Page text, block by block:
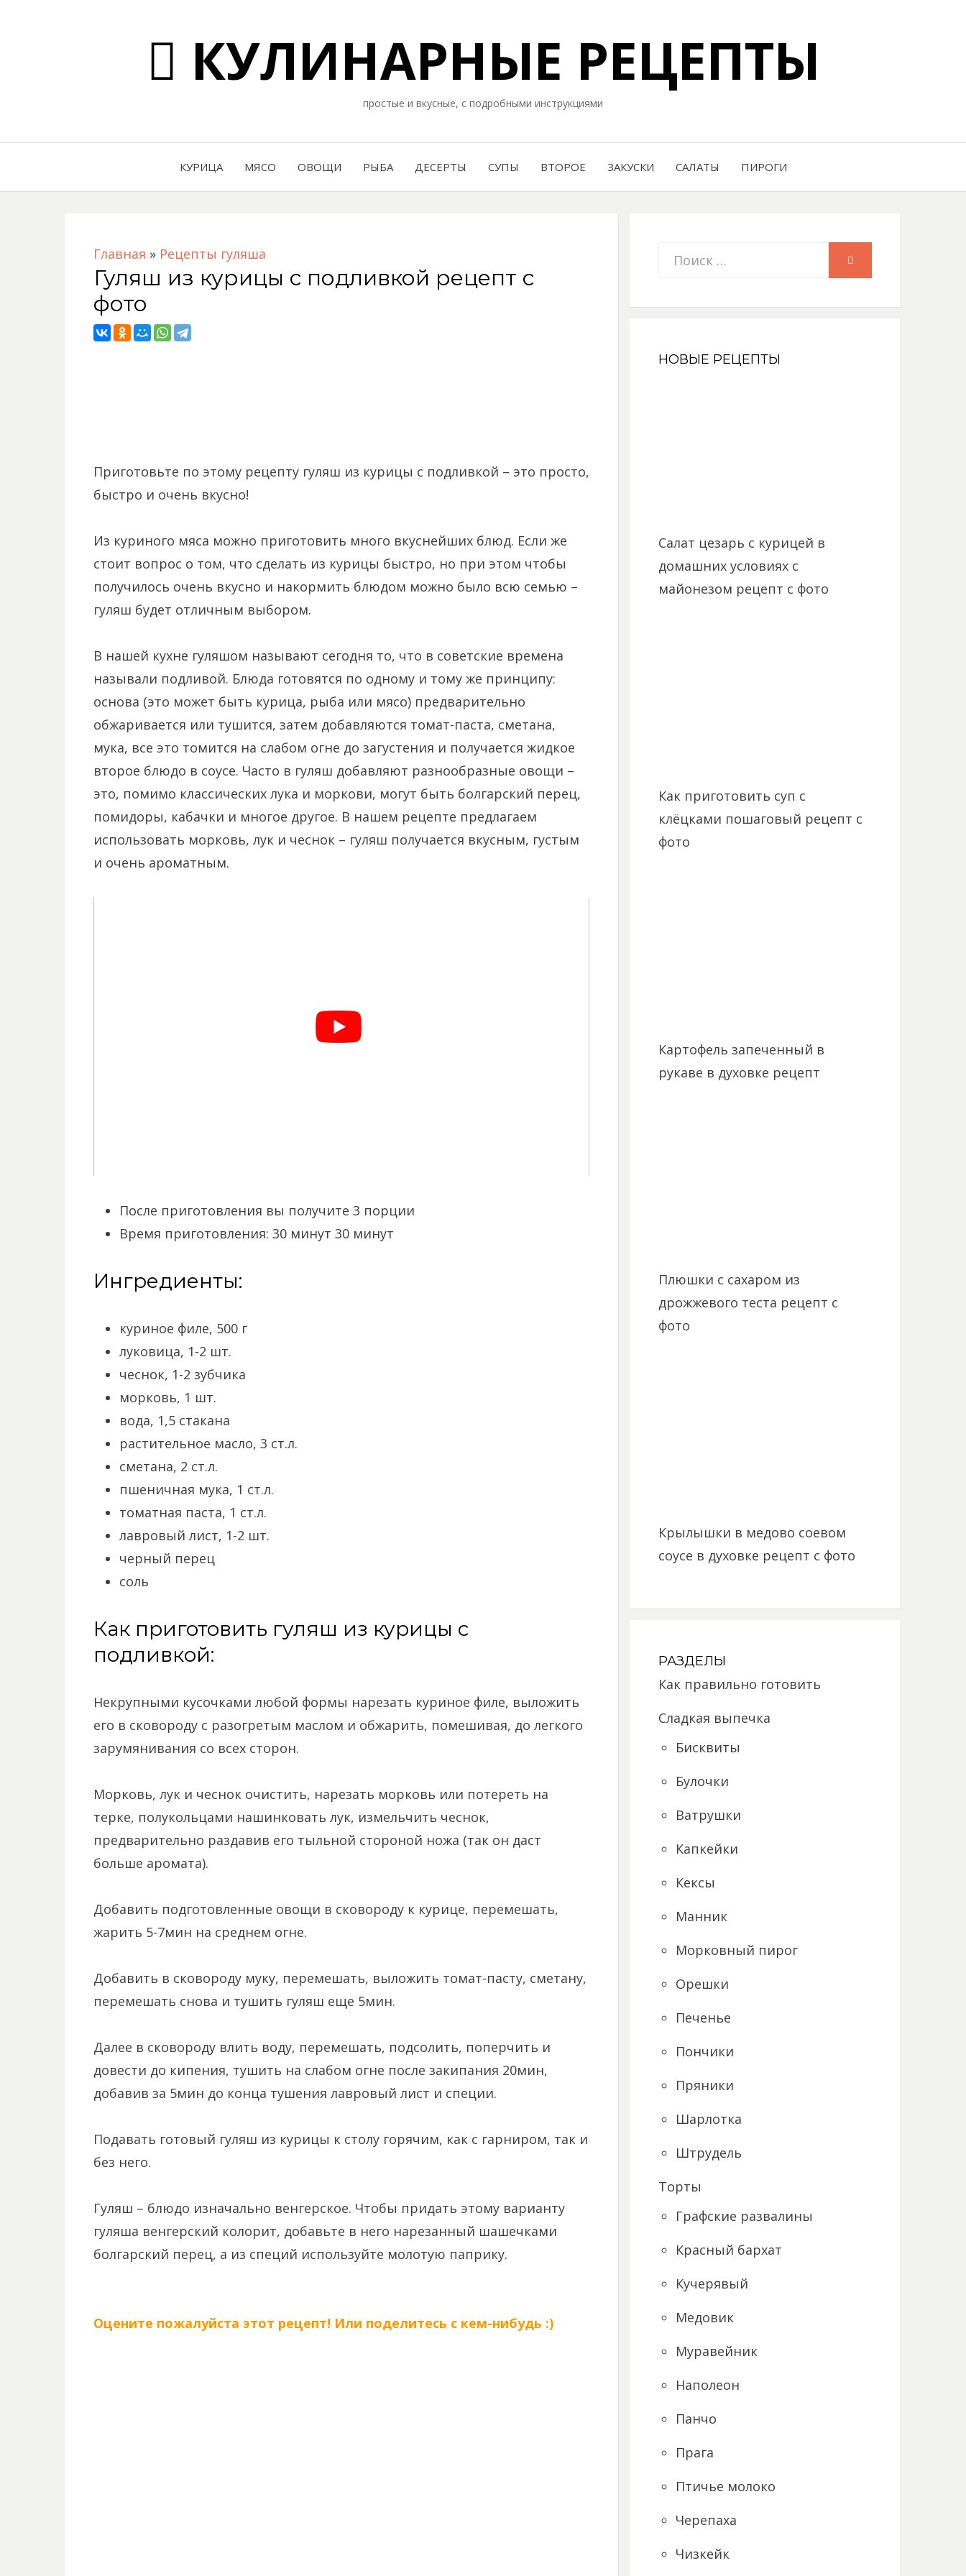
КУЛИНАРНЫЕ РЕЦЕПТЫ
простые и вкусные, с подробными инструкциями
КУРИЦА МЯСО ОВОЩИ РЫБА ДЕСЕРТЫ СУПЫ ВТОРОЕ ЗАКУСКИ САЛАТЫ ПИРОГИ
Главная » Рецепты гуляша
Гуляш из курицы с подливкой рецепт с
фото
Приготовьте по этому рецепту гуляш из курицы с подливкой – это просто,
быстро и очень вкусно!
Из куриного мяса можно приготовить много вкуснейших блюд. Если же
стоит вопрос о том, что сделать из курицы быстро, но при этом чтобы
получилось очень вкусно и накормить блюдом можно было всю семью –
гуляш будет отличным выбором.
В нашей кухне гуляшом называют сегодня то, что в советские времена
называли подливой. Блюда готовятся по одному и тому же принципу:
основа (это может быть курица, рыба или мясо) предварительно
обжаривается или тушится, затем добавляются томат-паста, сметана,
мука, все это томится на слабом огне до загустения и получается жидкое
второе блюдо в соусе. Часто в гуляш добавляют разнообразные овощи –
это, помимо классических лука и моркови, могут быть болгарский перец,
помидоры, кабачки и многое другое. В нашем рецепте предлагаем
использовать морковь, лук и чеснок – гуляш получается вкусным, густым
и очень ароматным.
После приготовления вы получите 3 порции
Время приготовления: 30 минут 30 минут
Ингредиенты:
куриное филе, 500 г
луковица, 1-2 шт.
чеснок, 1-2 зубчика
морковь, 1 шт.
вода, 1,5 стакана
растительное масло, 3 ст.л.
сметана, 2 ст.л.
пшеничная мука, 1 ст.л.
томатная паста, 1 ст.л.
лавровый лист, 1-2 шт.
черный перец
соль
Как приготовить гуляш из курицы с
подливкой:
Некрупными кусочками любой формы нарезать куриное филе, выложить
его в сковороду с разогретым маслом и обжарить, помешивая, до легкого
зарумянивания со всех сторон.
Морковь, лук и чеснок очистить, нарезать морковь или потереть на
терке, полукольцами нашинковать лук, измельчить чеснок,
предварительно раздавив его тыльной стороной ножа (так он даст
больше аромата).
Добавить подготовленные овощи в сковороду к курице, перемешать,
жарить 5-7мин на среднем огне.
Добавить в сковороду муку, перемешать, выложить томат-пасту, сметану,
перемешать снова и тушить гуляш еще 5мин.
Далее в сковороду влить воду, перемешать, подсолить, поперчить и
довести до кипения, тушить на слабом огне после закипания 20мин,
добавив за 5мин до конца тушения лавровый лист и специи.
Подавать готовый гуляш из курицы к столу горячим, как с гарниром, так и
без него.
Гуляш – блюдо изначально венгерское. Чтобы придать этому варианту
гуляша венгерский колорит, добавьте в него нарезанный шашечками
болгарский перец, а из специй используйте молотую паприку.
Оцените пожалуйста этот рецепт! Или поделитесь с кем-нибудь :)
Искать:
НОВЫЕ РЕЦЕПТЫ
Салат цезарь с курицей в
домашних условиях с
майонезом рецепт с фото
Как приготовить суп с
клёцками пошаговый рецепт с
фото
Картофель запеченный в
рукаве в духовке рецепт
Плюшки с сахаром из
дрожжевого теста рецепт с
фото
Крылышки в медово соевом
соусе в духовке рецепт с фото
РАЗДЕЛЫ
Как правильно готовить
Сладкая выпечка
Бисквиты
Булочки
Ватрушки
Капкейки
Кексы
Манник
Морковный пирог
Орешки
Печенье
Пончики
Пряники
Шарлотка
Штрудель
Торты
Графские развалины
Красный бархат
Кучерявый
Медовик
Муравейник
Наполеон
Панчо
Прага
Птичье молоко
Черепаха
Чизкейк